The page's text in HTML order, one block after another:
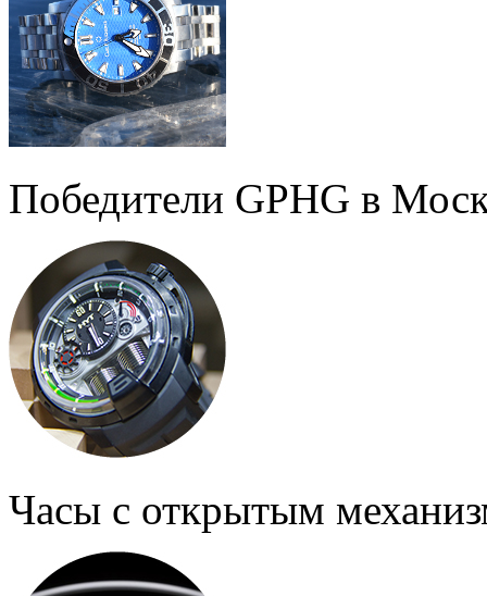
Победители GPHG в
Часы с открытым